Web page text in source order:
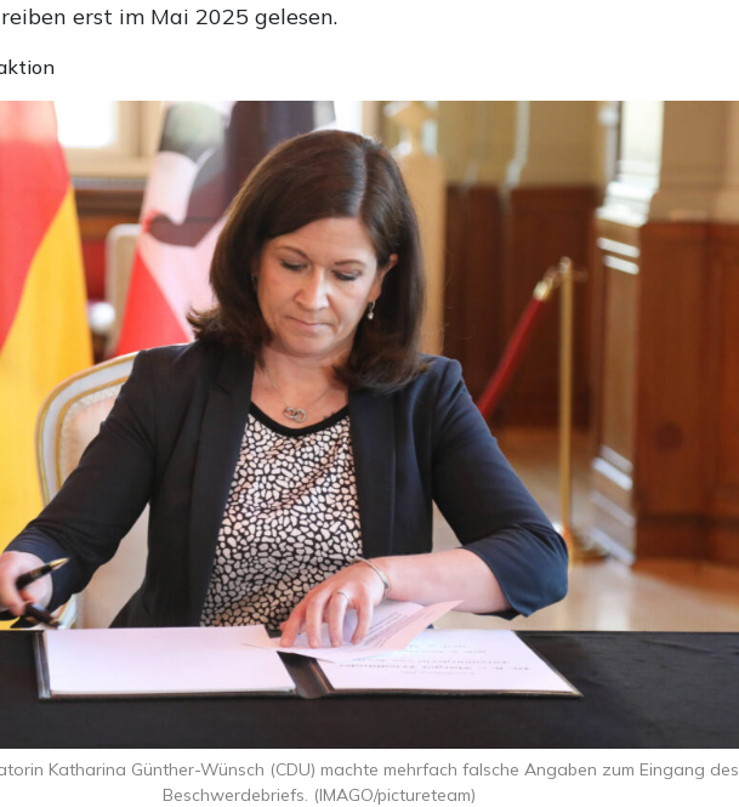
erst im Mai 2025 gelesen.
Katharina Günther-Wünsch (CDU) machte mehrfach falsche Angaben zum Eingang des
Beschwerdebriefs. (IMAGO/pictureteam)